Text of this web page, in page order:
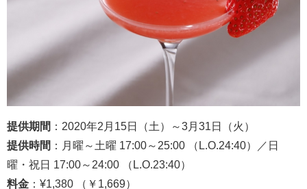
提供期間 ：2020年2月15日（土）～3月31日（火）
提供時間 ：月曜～土曜 17:00～25:00 （L.O.24:40）／日
曜・祝日 17:00～24:00 （L.O.23:40）
料金 ：¥1,380 （￥1,669）